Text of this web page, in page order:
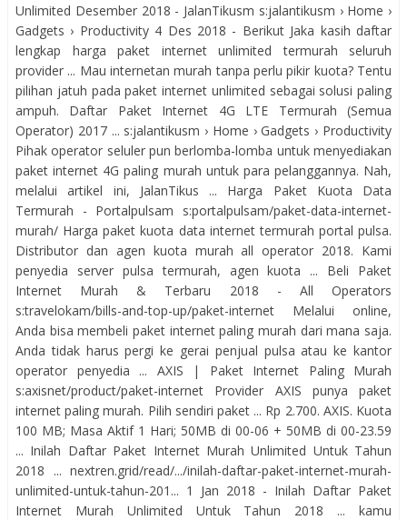
Unlimited Desember 2018 - JalanTikusm s:jalantikusm › Home ›
Gadgets › Productivity 4 Des 2018 - Berikut Jaka kasih daftar
lengkap harga paket internet unlimited termurah seluruh
provider ... Mau internetan murah tanpa perlu pikir kuota? Tentu
pilihan jatuh pada paket internet unlimited sebagai solusi paling
ampuh. Daftar Paket Internet 4G LTE Termurah (Semua
Operator) 2017 ... s:jalantikusm › Home › Gadgets › Productivity
Pihak operator seluler pun berlomba-lomba untuk menyediakan
paket internet 4G paling murah untuk para pelanggannya. Nah,
melalui artikel ini, JalanTikus ... Harga Paket Kuota Data
Termurah - Portalpulsam s:portalpulsam/paket-data-internet-
murah/ Harga paket kuota data internet termurah portal pulsa.
Distributor dan agen kuota murah all operator 2018. Kami
penyedia server pulsa termurah, agen kuota ... Beli Paket
Internet Murah & Terbaru 2018 - All Operators
s:travelokam/bills-and-top-up/paket-internet Melalui online,
Anda bisa membeli paket internet paling murah dari mana saja.
Anda tidak harus pergi ke gerai penjual pulsa atau ke kantor
operator penyedia ... AXIS | Paket Internet Paling Murah
s:axisnet/product/paket-internet Provider AXIS punya paket
internet paling murah. Pilih sendiri paket ... Rp 2.700. AXIS. Kuota
100 MB; Masa Aktif 1 Hari; 50MB di 00-06 + 50MB di 00-23.59
... Inilah Daftar Paket Internet Murah Unlimited Untuk Tahun
2018 ... nextren.grid/read/.../inilah-daftar-paket-internet-murah-
unlimited-untuk-tahun-201... 1 Jan 2018 - Inilah Daftar Paket
Internet Murah Unlimited Untuk Tahun 2018 ... kamu